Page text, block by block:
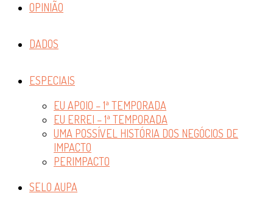
OPINIÃO
DADOS
ESPECIAIS
EU APOIO – 1ª TEMPORADA
EU ERREI – 1ª TEMPORADA
UMA POSSÍVEL HISTÓRIA DOS NEGÓCIOS DE
IMPACTO
PERIMPACTO
SELO AUPA